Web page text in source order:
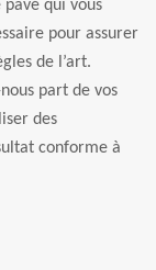
qui vous
pour assurer
de l’art.
part de vos
des
conforme à